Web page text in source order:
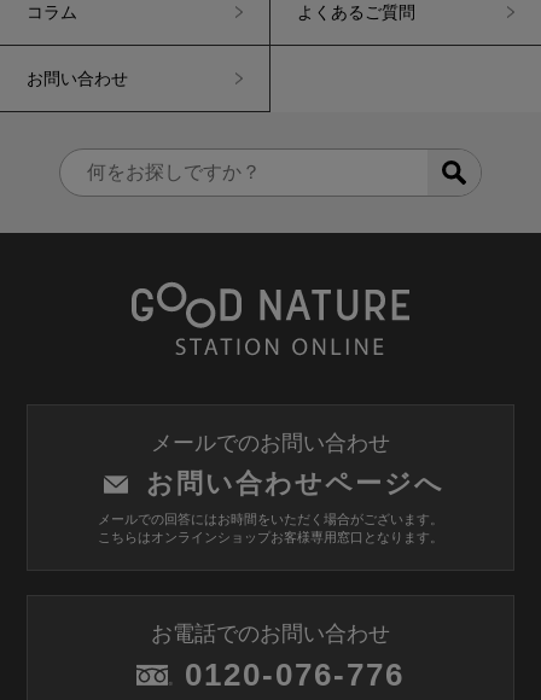
コラム よくあるご質問
お問い合わせ
メールでのお問い合わせ
お問い合わせページへ
メールでの回答にはお時間をいただく場合がございます。
こちらはオンラインショップお客様専用窓口となります。
お電話でのお問い合わせ
0120-076-776